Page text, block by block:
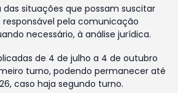
das situações que possam suscitar
pela comunicação
necessário, à análise jurídica.
de 4 de julho a 4 de outubro
turno, podendo permanecer até
caso haja segundo turno.